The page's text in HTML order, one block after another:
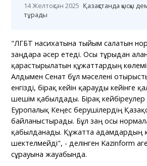
14 Желтоқсан 2025 Қазақстанда қысқы
тұрады
"ЛГБТ насихатына тыйым салатын
заңдарға әсер етеді. Осы тұрғыдан
қарастырылатын құжаттардың
Алдымен Сенат бұл мәселені
енгізді, бірақ кейін қарауды кейінге
шешім қабылдады. Бірақ кейбіреулер
Еуропалық Кеңес берушілердің
байланыстырады. Бұл заң осы
қабылданады. Құжатта адамдардың
шектелмейді", - делінген Kazinform
сұрауына жауабында.